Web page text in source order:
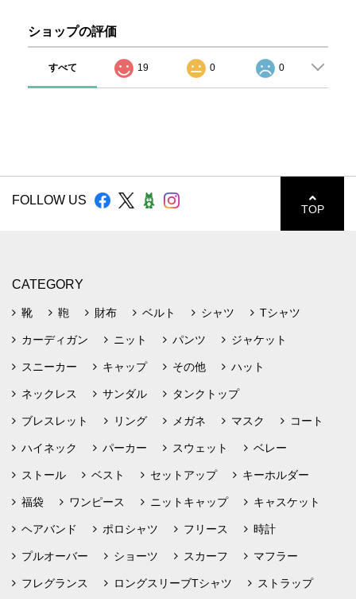
ショップの評価
すべて 19 0 0
FOLLOW US
TOP
CATEGORY
靴 鞄 財布 ベルト シャツ Tシャツ
カーディガン ニット パンツ ジャケット
スニーカー キャップ その他 ハット
ネックレス サンダル タンクトップ
ブレスレット リング メガネ マスク コート
ハイネック パーカー スウェット ベレー
ストール ベスト セットアップ キーホルダー
福袋 ワンピース ニットキャップ キャスケット
ヘアバンド ポロシャツ フリース 時計
プルオーバー ショーツ スカーフ マフラー
フレグランス ロングスリーブTシャツ ストラップ